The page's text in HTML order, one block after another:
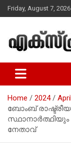
Skip
to
Friday, August 7, 2026
Express
Home 2024
ബോംബ്
നേതാവ്